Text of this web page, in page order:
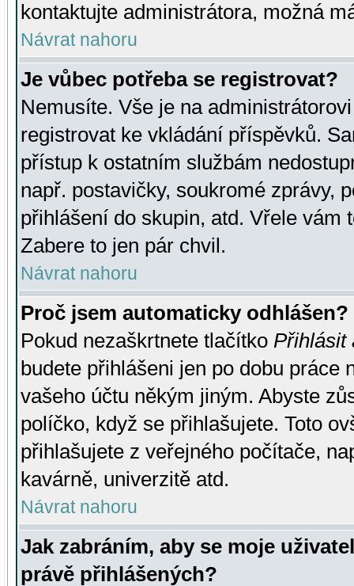
kontaktujte administrátora, možná
Návrat nahoru
Je vůbec potřeba se registrovat?
Nemusíte. Vše je na
registrovat ke vkládání příspěvků.
přístup k ostatním službám
např. postavičky, soukromé zprávy,
přihlášení do skupin, atd. Vřele vám
Zabere to jen pár chvil.
Návrat nahoru
Proč jsem automaticky odhlášen?
Pokud nezaškrtnete tlačítko Přihlásit
budete přihlášeni jen po dobu práce
vašeho účtu někým jiným. Abyste
políčko, když se přihlašujete. Toto
přihlašujete z veřejného počítače,
kavárně, univerzitě atd.
Návrat nahoru
Jak zabráním, aby se moje
právě přihlášených?